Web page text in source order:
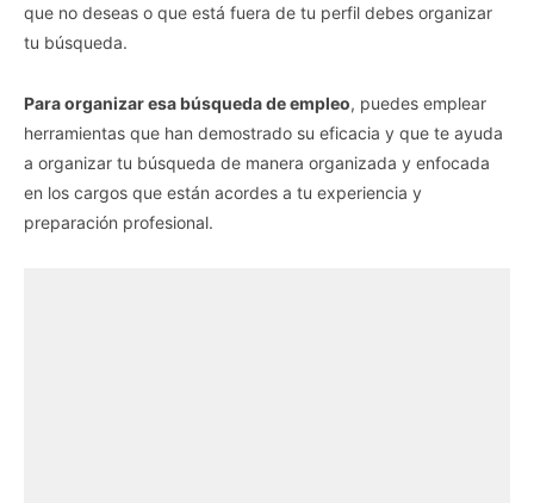
que no deseas o que está fuera de tu perfil debes organizar
tu búsqueda.
Para organizar esa búsqueda de empleo, puedes emplear
herramientas que han demostrado su eficacia y que te ayuda
a organizar tu búsqueda de manera organizada y enfocada
en los cargos que están acordes a tu experiencia y
preparación profesional.